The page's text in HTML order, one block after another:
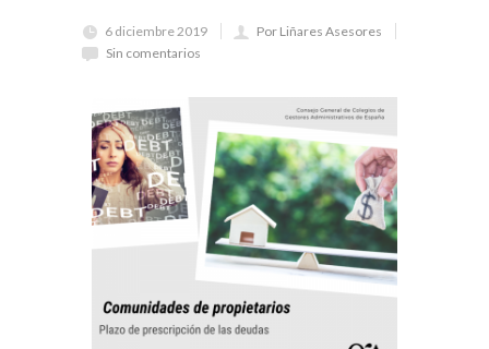
6 diciembre 2019
Por Liñares Asesores
Sin comentarios